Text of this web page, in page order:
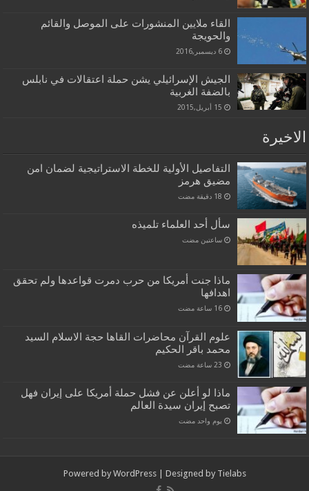
القاء ملايين المنشورات على الموصل والقائم
والحويجة
6 ديسمبر,2016
الجيش الإسرائيلي يشن حملة اعتقالات في نابلس
بالضفة الغربية
15 أبريل,2015
الاخيرة
التفاصيل الأولية للخطة الاستراتيجية لضمان امن
مضيق هرمز
سأل أحد العلماء تلميذه
‏ساعتين مضت
ماذا جنت أمريكا من حرب دمرت قواعدها ولم تحقق
اهدافها
‏16 ساعة مضت
علوم القرآن محاضرات القاها حجة الاسلام السيد
محمد باقر الحكيم
ماذا لو أعلن عن فشل حملة أمريكا على إيران فهل
تصبح إيران سيدة العالم
‏يوم واحد مضت
Powered by WordPress| Designed by Tielabs